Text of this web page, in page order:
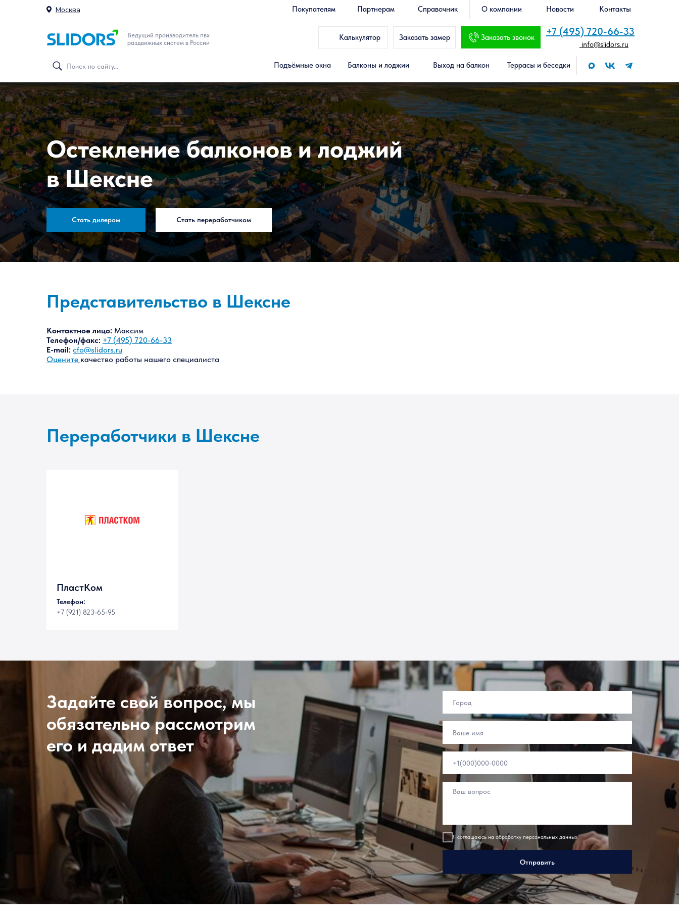
Москва
Калькулятор Заказать замер Заказать звонок +7 (495) 720-66-33
Покупателям Партнерам Справочник
Террасы и беседки
Выход на балкон
Балконы и лоджии
Подъёмные окна
О компании Новости Контакты
Ведущий производитель пвх
раздвижных систем в России
info@slidors.ru
Остекление балконов и лоджий
в Шексне
Стать дилером Стать переработчиком
Представительство в Шексне
Контактное лицо: Максим
Телефон/факс: +7 (495) 720-66-33
E-mail: cfo@slidors.ru
Оцените качество работы нашего специалиста
Переработчики в Шексне
ПластКом
Телефон:
+7 (921) 823-65-95
Задайте свой вопрос, мы
обязательно рассмотрим
его и дадим ответ
Я соглашаюсь на обработку персональных данных
Отправить